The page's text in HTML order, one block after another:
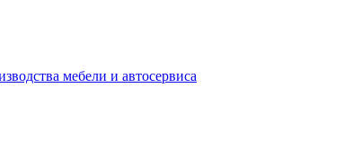
мебели и автосервиса